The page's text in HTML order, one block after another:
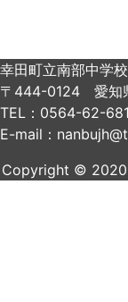
幸田町立南部中学校
〒444-0124 愛知
TEL：0564-62-
E-mail：
Copyright © 2020